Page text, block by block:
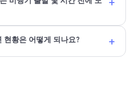
현황은 어떻게 되나요? +